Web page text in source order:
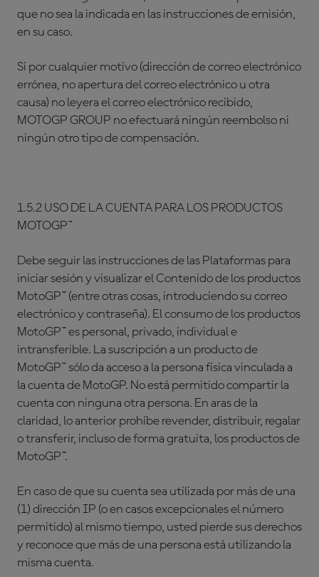
que no sea la indicada en las instrucciones de emisión,
en su caso.
Si por cualquier motivo (dirección de correo electrónico
errónea, no apertura del correo electrónico u otra
causa) no leyera el correo electrónico recibido,
MOTOGP GROUP no efectuará ningún reembolso ni
ningún otro tipo de compensación.
1.5.2 USO DE LA CUENTA PARA LOS PRODUCTOS
MOTOGP™
Debe seguir las instrucciones de las Plataformas para
iniciar sesión y visualizar el Contenido de los productos
MotoGP™ (entre otras cosas, introduciendo su correo
electrónico y contraseña). El consumo de los productos
MotoGP™ es personal, privado, individual e
intransferible. La suscripción a un producto de
MotoGP™ sólo da acceso a la persona física vinculada a
la cuenta de MotoGP. No está permitido compartir la
cuenta con ninguna otra persona. En aras de la
claridad, lo anterior prohíbe revender, distribuir, regalar
o transferir, incluso de forma gratuita, los productos de
MotoGP™.
En caso de que su cuenta sea utilizada por más de una
(1) dirección IP (o en casos excepcionales el número
permitido) al mismo tiempo, usted pierde sus derechos
y reconoce que más de una persona está utilizando la
misma cuenta.